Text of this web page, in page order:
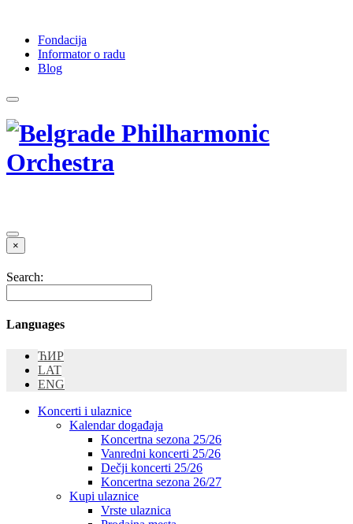
Fondacija
Informator o radu
Blog
×
Search:
Languages
ЋИР
LAT
ENG
Koncerti i ulaznice
Kalendar događaja
Koncertna sezona 25/26
Vanredni koncerti 25/26
Dečji koncerti 25/26
Koncertna sezona 26/27
Kupi ulaznice
Vrste ulaznica